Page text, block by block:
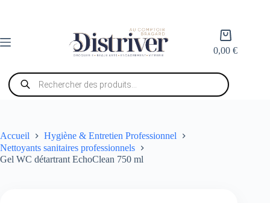
Panier
d’achat
0,00€
Recherche
de
produits
Accueil
Hygiène & Entretien Professionnel
Nettoyants sanitaires professionnels
Gel WC détartrant EchoClean 750 ml